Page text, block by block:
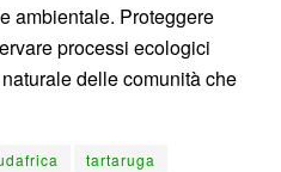
ambientale. Proteggere
processi ecologici
delle comunità che
tartaruga